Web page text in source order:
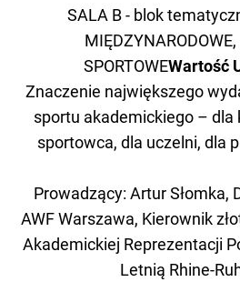
SALA B - blok
SPORTOWEWartość
Znaczenie największego
sportu akademickiego – dla
sportowca, dla uczelni, dla
Prowadzący: Artur Słomka,
AWF Warszawa, Kierownik
Akademickiej Reprezentacji
Letnią Rhine-